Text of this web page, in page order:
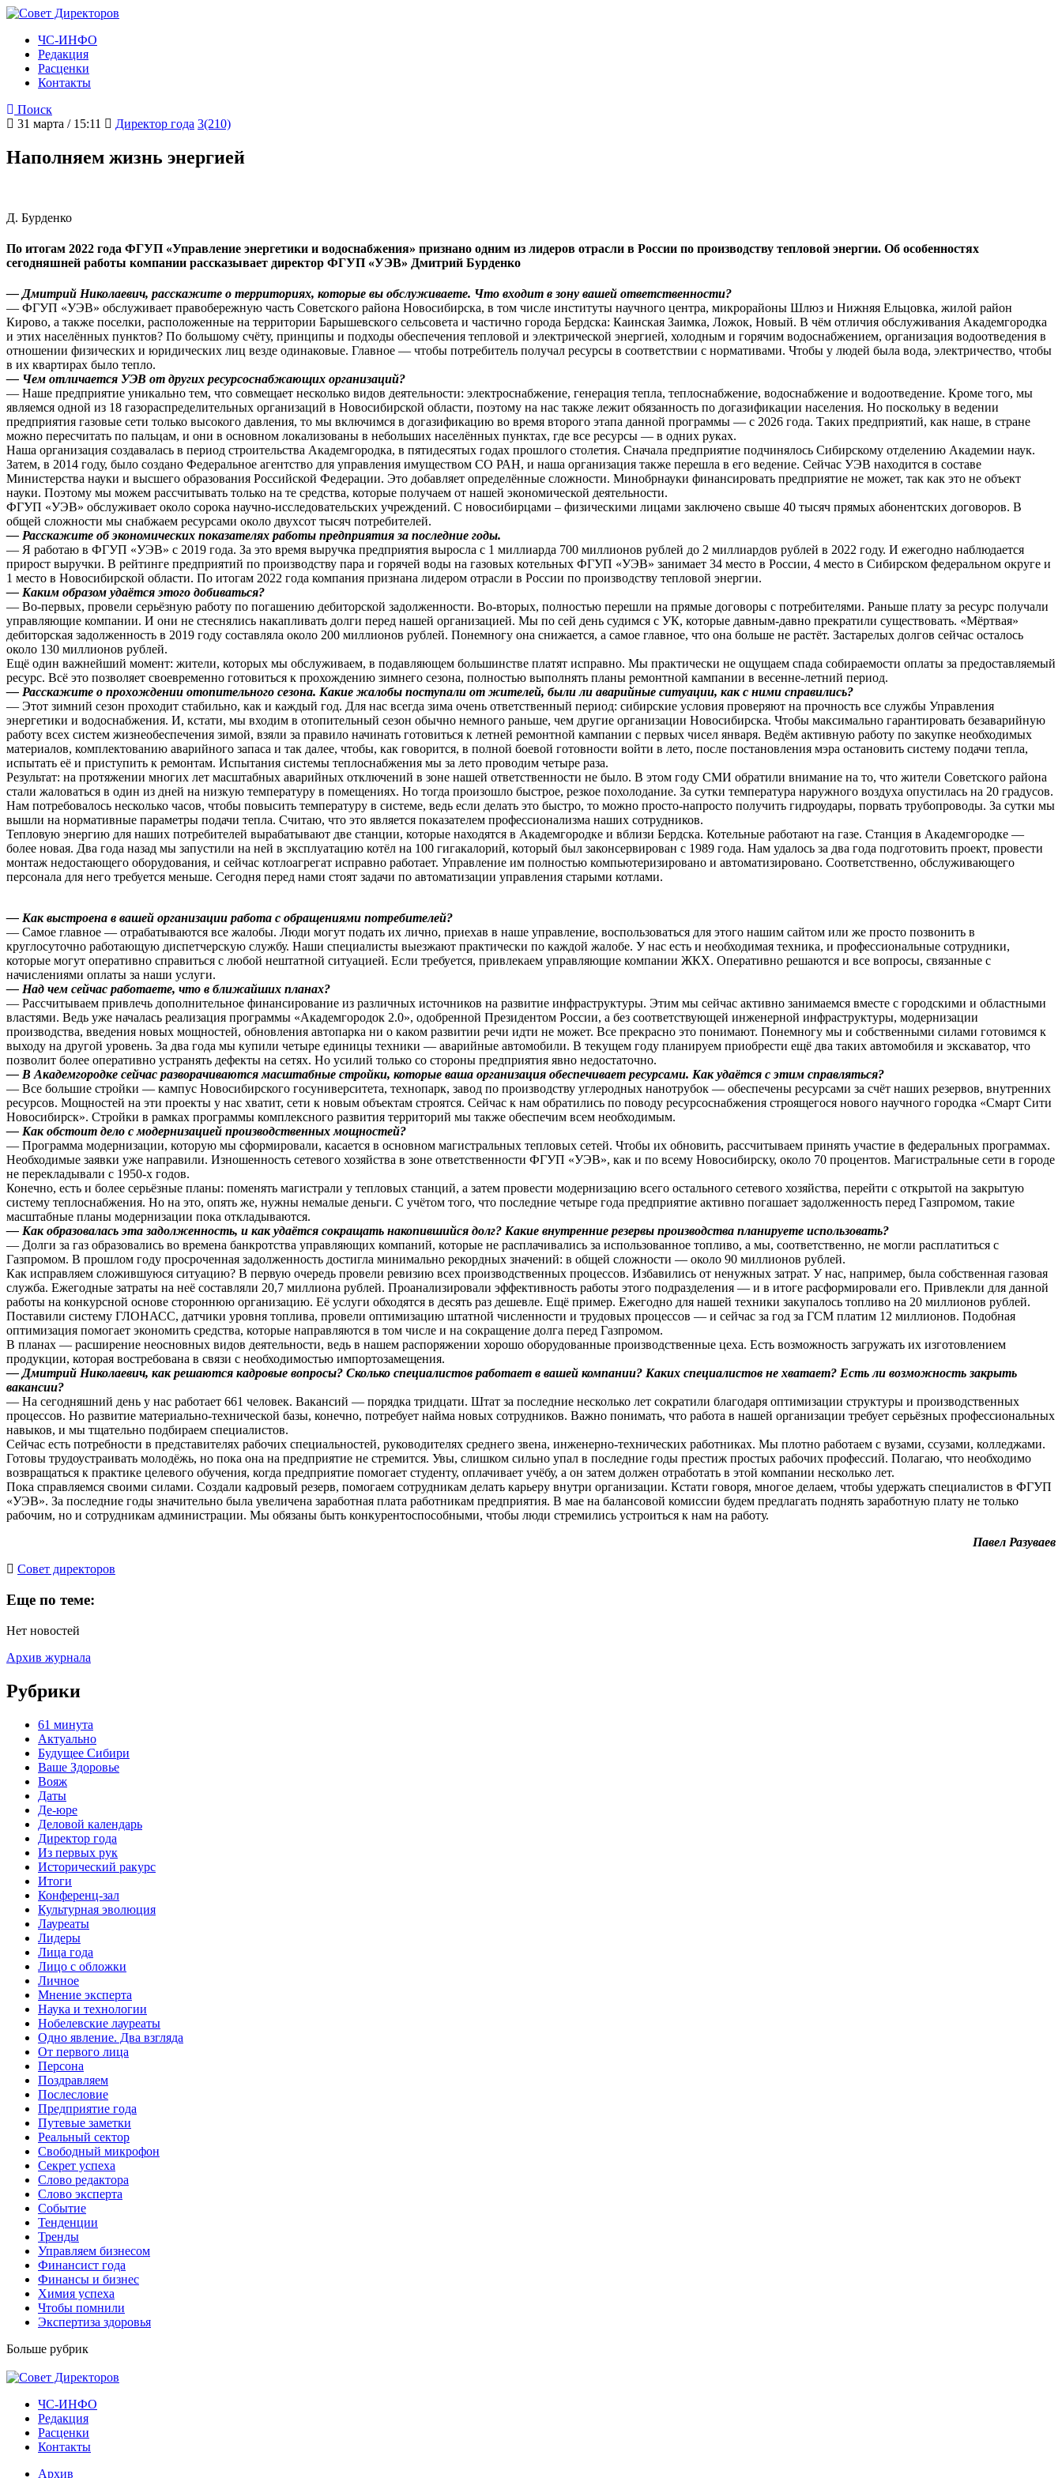
ЧС-ИНФО
Редакция
Расценки
Контакты
Поиск
31 марта / 15:11
Директор года 3(210)
Наполняем жизнь энергией
Д. Бурденко
По итогам 2022 года ФГУП «Управление энергетики и водоснабжения» признано одним из лидеров отрасли в России по производству тепловой энергии. Об особенностях
сегодняшней работы компании рассказывает директор ФГУП «УЭВ» Дмитрий Бурденко
— Дмитрий Николаевич, расскажите о территориях, которые вы обслуживаете. Что входит в зону вашей ответственности?
— ФГУП «УЭВ» обслуживает правобережную часть Советского района Новосибирска, в том числе институты научного центра, микрорайоны Шлюз и Нижняя Ельцовка, жилой район
Кирово, а также поселки, расположенные на территории Барышевского сельсовета и частично города Бердска: Каинская Заимка, Ложок, Новый. В чём отличия обслуживания Академгородка
и этих населённых пунктов? По большому счёту, принципы и подходы обеспечения тепловой и электрической энергией, холодным и горячим водоснабжением, организация водоотведения в
отношении физических и юридических лиц везде одинаковые. Главное — чтобы потребитель получал ресурсы в соответствии с нормативами. Чтобы у людей была вода, электричество, чтобы
в их квартирах было тепло.
— Чем отличается УЭВ от других ресурсоснабжающих организаций?
— Наше предприятие уникально тем, что совмещает несколько видов деятельности: электроснабжение, генерация тепла, теплоснабжение, водоснабжение и водоотведение. Кроме того, мы
являемся одной из 18 газораспределительных организаций в Новосибирской области, поэтому на нас также лежит обязанность по догазификации населения. Но поскольку в ведении
предприятия газовые сети только высокого давления, то мы включимся в догазификацию во время второго этапа данной программы — с 2026 года. Таких предприятий, как наше, в стране
можно пересчитать по пальцам, и они в основном локализованы в небольших населённых пунктах, где все ресурсы — в одних руках.
Наша организация создавалась в период строительства Академгородка, в пятидесятых годах прошлого столетия. Сначала предприятие подчинялось Сибирскому отделению Академии наук.
Затем, в 2014 году, было создано Федеральное агентство для управления имуществом СО РАН, и наша организация также перешла в его ведение. Сейчас УЭВ находится в составе
Министерства науки и высшего образования Российской Федерации. Это добавляет определённые сложности. Минобрнауки финансировать предприятие не может, так как это не объект
науки. Поэтому мы можем рассчитывать только на те средства, которые получаем от нашей экономической деятельности.
ФГУП «УЭВ» обслуживает около сорока научно-исследовательских учреждений. С новосибирцами – физическими лицами заключено свыше 40 тысяч прямых абонентских договоров. В
общей сложности мы снабжаем ресурсами около двухсот тысяч потребителей.
— Расскажите об экономических показателях работы предприятия за последние годы.
— Я работаю в ФГУП «УЭВ» с 2019 года. За это время выручка предприятия выросла с 1 миллиарда 700 миллионов рублей до 2 миллиардов рублей в 2022 году. И ежегодно наблюдается
прирост выручки. В рейтинге предприятий по производству пара и горячей воды на газовых котельных ФГУП «УЭВ» занимает 34 место в России, 4 место в Сибирском федеральном округе и
1 место в Новосибирской области. По итогам 2022 года компания признана лидером отрасли в России по производству тепловой энергии.
— Каким образом удаётся этого добиваться?
— Во-первых, провели серьёзную работу по погашению дебиторской задолженности. Во-вторых, полностью перешли на прямые договоры с потребителями. Раньше плату за ресурс получали
управляющие компании. И они не стеснялись накапливать долги перед нашей организацией. Мы по сей день судимся с УК, которые давным-давно прекратили существовать. «Мёртвая»
дебиторская задолженность в 2019 году составляла около 200 миллионов рублей. Понемногу она снижается, а самое главное, что она больше не растёт. Застарелых долгов сейчас осталось
около 130 миллионов рублей.
Ещё один важнейший момент: жители, которых мы обслуживаем, в подавляющем большинстве платят исправно. Мы практически не ощущаем спада собираемости оплаты за предоставляемый
ресурс. Всё это позволяет своевременно готовиться к прохождению зимнего сезона, полностью выполнять планы ремонтной кампании в весенне-летний период.
— Расскажите о прохождении отопительного сезона. Какие жалобы поступали от жителей, были ли аварийные ситуации, как с ними справились?
— Этот зимний сезон проходит стабильно, как и каждый год. Для нас всегда зима очень ответственный период: сибирские условия проверяют на прочность все службы Управления
энергетики и водоснабжения. И, кстати, мы входим в отопительный сезон обычно немного раньше, чем другие организации Новосибирска. Чтобы максимально гарантировать безаварийную
работу всех систем жизнеобеспечения зимой, взяли за правило начинать готовиться к летней ремонтной кампании с первых чисел января. Ведём активную работу по закупке необходимых
материалов, комплектованию аварийного запаса и так далее, чтобы, как говорится, в полной боевой готовности войти в лето, после постановления мэра остановить систему подачи тепла,
испытать её и приступить к ремонтам. Испытания системы теплоснабжения мы за лето проводим четыре раза.
Результат: на протяжении многих лет масштабных аварийных отключений в зоне нашей ответственности не было. В этом году СМИ обратили внимание на то, что жители Советского района
стали жаловаться в один из дней на низкую температуру в помещениях. Но тогда произошло быстрое, резкое похолодание. За сутки температура наружного воздуха опустилась на 20 градусов.
Нам потребовалось несколько часов, чтобы повысить температуру в системе, ведь если делать это быстро, то можно просто-напросто получить гидроудары, порвать трубопроводы. За сутки мы
вышли на нормативные параметры подачи тепла. Считаю, что это является показателем профессионализма наших сотрудников.
Тепловую энергию для наших потребителей вырабатывают две станции, которые находятся в Академгородке и вблизи Бердска. Котельные работают на газе. Станция в Академгородке —
более новая. Два года назад мы запустили на ней в эксплуатацию котёл на 100 гигакалорий, который был законсервирован с 1989 года. Нам удалось за два года подготовить проект, провести
монтаж недостающего оборудования, и сейчас котлоагрегат исправно работает. Управление им полностью компьютеризировано и автоматизировано. Соответственно, обслуживающего
персонала для него требуется меньше. Сегодня перед нами стоят задачи по автоматизации управления старыми котлами.
— Как выстроена в вашей организации работа с обращениями потребителей?
— Самое главное — отрабатываются все жалобы. Люди могут подать их лично, приехав в наше управление, воспользоваться для этого нашим сайтом или же просто позвонить в
круглосуточно работающую диспетчерскую службу. Наши специалисты выезжают практически по каждой жалобе. У нас есть и необходимая техника, и профессиональные сотрудники,
которые могут оперативно справиться с любой нештатной ситуацией. Если требуется, привлекаем управляющие компании ЖКХ. Оперативно решаются и все вопросы, связанные с
начислениями оплаты за наши услуги.
— Над чем сейчас работаете, что в ближайших планах?
— Рассчитываем привлечь дополнительное финансирование из различных источников на развитие инфраструктуры. Этим мы сейчас активно занимаемся вместе с городскими и областными
властями. Ведь уже началась реализация программы «Академгородок 2.0», одобренной Президентом России, а без соответствующей инженерной инфраструктуры, модернизации
производства, введения новых мощностей, обновления автопарка ни о каком развитии речи идти не может. Все прекрасно это понимают. Понемногу мы и собственными силами готовимся к
выходу на другой уровень. За два года мы купили четыре единицы техники — аварийные автомобили. В текущем году планируем приобрести ещё два таких автомобиля и экскаватор, что
позволит более оперативно устранять дефекты на сетях. Но усилий только со стороны предприятия явно недостаточно.
— В Академгородке сейчас разворачиваются масштабные стройки, которые ваша организация обеспечивает ресурсами. Как удаётся с этим справляться?
— Все большие стройки — кампус Новосибирского госуниверситета, технопарк, завод по производству углеродных нанотрубок — обеспечены ресурсами за счёт наших резервов, внутренних
ресурсов. Мощностей на эти проекты у нас хватит, сети к новым объектам строятся. Сейчас к нам обратились по поводу ресурсоснабжения строящегося нового научного городка «Смарт Сити
Новосибирск». Стройки в рамках программы комплексного развития территорий мы также обеспечим всем необходимым.
— Как обстоит дело с модернизацией производственных мощностей?
— Программа модернизации, которую мы сформировали, касается в основном магистральных тепловых сетей. Чтобы их обновить, рассчитываем принять участие в федеральных программах.
Необходимые заявки уже направили. Изношенность сетевого хозяйства в зоне ответственности ФГУП «УЭВ», как и по всему Новосибирску, около 70 процентов. Магистральные сети в городе
не перекладывали с 1950-х годов.
Конечно, есть и более серьёзные планы: поменять магистрали у тепловых станций, а затем провести модернизацию всего остального сетевого хозяйства, перейти с открытой на закрытую
систему теплоснабжения. Но на это, опять же, нужны немалые деньги. С учётом того, что последние четыре года предприятие активно погашает задолженность перед Газпромом, такие
масштабные планы модернизации пока откладываются.
— Как образовалась эта задолженность, и как удаётся сокращать накопившийся долг? Какие внутренние резервы производства планируете использовать?
— Долги за газ образовались во времена банкротства управляющих компаний, которые не расплачивались за использованное топливо, а мы, соответственно, не могли расплатиться с
Газпромом. В прошлом году просроченная задолженность достигла минимально рекордных значений: в общей сложности — около 90 миллионов рублей.
Как исправляем сложившуюся ситуацию? В первую очередь провели ревизию всех производственных процессов. Избавились от ненужных затрат. У нас, например, была собственная газовая
служба. Ежегодные затраты на неё составляли 20,7 миллиона рублей. Проанализировали эффективность работы этого подразделения — и в итоге расформировали его. Привлекли для данной
работы на конкурсной основе стороннюю организацию. Её услуги обходятся в десять раз дешевле. Ещё пример. Ежегодно для нашей техники закупалось топливо на 20 миллионов рублей.
Поставили систему ГЛОНАСС, датчики уровня топлива, провели оптимизацию штатной численности и трудовых процессов — и сейчас за год за ГСМ платим 12 миллионов. Подобная
оптимизация помогает экономить средства, которые направляются в том числе и на сокращение долга перед Газпромом.
В планах — расширение неосновных видов деятельности, ведь в нашем распоряжении хорошо оборудованные производственные цеха. Есть возможность загружать их изготовлением
продукции, которая востребована в связи с необходимостью импортозамещения.
— Дмитрий Николаевич, как решаются кадровые вопросы? Сколько специалистов работает в вашей компании? Каких специалистов не хватает? Есть ли возможность закрыть
вакансии?
— На сегодняшний день у нас работает 661 человек. Вакансий — порядка тридцати. Штат за последние несколько лет сократили благодаря оптимизации структуры и производственных
процессов. Но развитие материально-технической базы, конечно, потребует найма новых сотрудников. Важно понимать, что работа в нашей организации требует серьёзных профессиональных
навыков, и мы тщательно подбираем специалистов.
Сейчас есть потребности в представителях рабочих специальностей, руководителях среднего звена, инженерно-технических работниках. Мы плотно работаем с вузами, ссузами, колледжами.
Готовы трудоустраивать молодёжь, но пока она на предприятие не стремится. Увы, слишком сильно упал в последние годы престиж простых рабочих профессий. Полагаю, что необходимо
возвращаться к практике целевого обучения, когда предприятие помогает студенту, оплачивает учёбу, а он затем должен отработать в этой компании несколько лет.
Пока справляемся своими силами. Создали кадровый резерв, помогаем сотрудникам делать карьеру внутри организации. Кстати говоря, многое делаем, чтобы удержать специалистов в ФГУП
«УЭВ». За последние годы значительно была увеличена заработная плата работникам предприятия. В мае на балансовой комиссии будем предлагать поднять заработную плату не только
рабочим, но и сотрудникам администрации. Мы обязаны быть конкурентоспособными, чтобы люди стремились устроиться к нам на работу.
Павел Разуваев
Cовет директоров
Еще по теме:
Нет новостей
Архив журнала
Рубрики
61 минута
Актуально
Будущее Сибири
Ваше Здоровье
Вояж
Даты
Де-юре
Деловой календарь
Директор года
Из первых рук
Исторический ракурс
Итоги
Конференц-зал
Культурная эволюция
Лауреаты
Лидеры
Лица года
Лицо с обложки
Личное
Мнение эксперта
Наука и технологии
Нобелевские лауреаты
Одно явление. Два взгляда
От первого лица
Персона
Поздравляем
Послесловие
Предприятие года
Путевые заметки
Реальный сектор
Свободный микрофон
Секрет успеха
Слово редактора
Слово эксперта
Событие
Тенденции
Тренды
Управляем бизнесом
Финансист года
Финансы и бизнес
Химия успеха
Чтобы помнили
Экспертиза здоровья
Больше рубрик
ЧС-ИНФО
Редакция
Расценки
Контакты
Архив